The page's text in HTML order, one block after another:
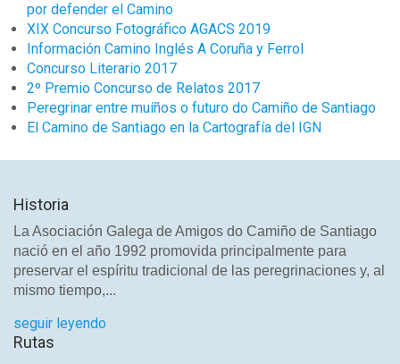
por defender el Camino
XIX Concurso Fotográfico AGACS 2019
Información Camino Inglés A Coruña y Ferrol
Concurso Literario 2017
2º Premio Concurso de Relatos 2017
Peregrinar entre muíños o futuro do Camiño de Santiago
El Camino de Santiago en la Cartografía del IGN
Historia
La Asociación Galega de Amigos do Camiño de Santiago
nació en el año 1992 promovida principalmente para
preservar el espíritu tradicional de las peregrinaciones y, al
mismo tiempo,...
seguir leyendo
Rutas